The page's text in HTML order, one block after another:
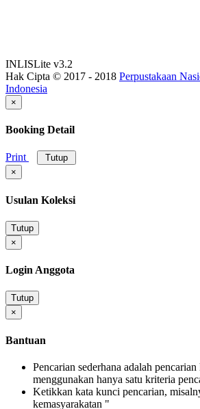
INLISLite v3.2
Hak Cipta © 2017 - 2018 Perpustakaan
Indonesia
×
Booking Detail
Print
Tutup
×
Usulan Koleksi
Tutup
×
Login Anggota
Tutup
×
Bantuan
Pencarian sederhana adalah
menggunakan hanya satu kriteria
Ketikkan kata kunci pencarian,
kemasyarakatan "